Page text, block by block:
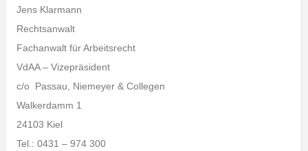
Jens Klarmann
Rechtsanwalt
Fachanwalt für Arbeitsrecht
VdAA – Vizepräsident
c/o Passau, Niemeyer & Collegen
Walkerdamm 1
24103 Kiel
Tel.: 0431 – 974 300